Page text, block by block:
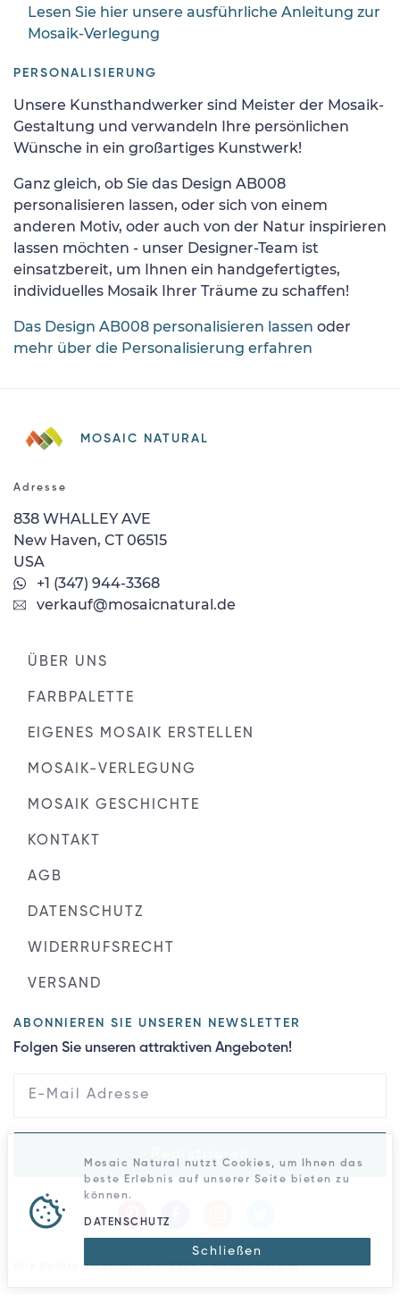
Lesen Sie hier unsere ausführliche Anleitung zur
Mosaik-Verlegung
PERSONALISIERUNG
Unsere Kunsthandwerker sind Meister der Mosaik-
Gestaltung und verwandeln Ihre persönlichen
Wünsche in ein großartiges Kunstwerk!
Ganz gleich, ob Sie das Design AB008
personalisieren lassen, oder sich von einem
anderen Motiv, oder auch von der Natur inspirieren
lassen möchten - unser Designer-Team ist
einsatzbereit, um Ihnen ein handgefertigtes,
individuelles Mosaik Ihrer Träume zu schaffen!
Das Design AB008 personalisieren lassen oder
mehr über die Personalisierung erfahren
MOSAIC NATURAL
Adresse
838 WHALLEY AVE
New Haven, CT 06515
USA
+1 (347) 944-3368
verkauf@mosaicnatural.de
ÜBER UNS
FARBPALETTE
EIGENES MOSAIK ERSTELLEN
MOSAIK-VERLEGUNG
MOSAIK GESCHICHTE
KONTAKT
AGB
DATENSCHUTZ
WIDERRUFSRECHT
VERSAND
ABONNIEREN SIE UNSEREN NEWSLETTER
Folgen Sie unseren attraktiven Angeboten!
Alle Rechte vorbehalten © 2026 - Mosaic Natural
Mosaic Natural nutzt Cookies, um Ihnen das
beste Erlebnis auf unserer Seite bieten zu
können.
DATENSCHUTZ
Schließen